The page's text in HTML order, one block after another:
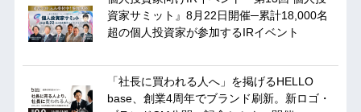
資家サミット』8月22日開催─累計18,000名
超の個人投資家が参加するIRイベント
「社長に買われる人へ」を掲げるHELLO
base、創業4周年でブランド刷新。新ロゴ・